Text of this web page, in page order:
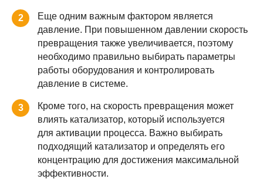
2
Еще одним важным фактором является
давление. При повышенном давлении скорость
превращения также увеличивается, поэтому
необходимо правильно выбирать параметры
работы оборудования и контролировать
давление в системе.
3
Кроме того, на скорость превращения может
влиять катализатор, который используется
для активации процесса. Важно выбирать
подходящий катализатор и определять его
концентрацию для достижения максимальной
эффективности.